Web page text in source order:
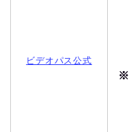
ビデオパス公式